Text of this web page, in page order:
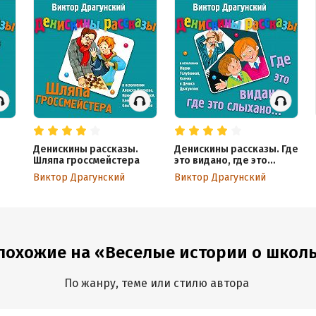
Денискины рассказы.
Шляпа гроссмейстера
Виктор Драгунский
Денискины рассказы. Где
это видано, где это
слыхано…
Виктор Драгунский
на «Веселые истории о
По жанру, теме или стилю автора